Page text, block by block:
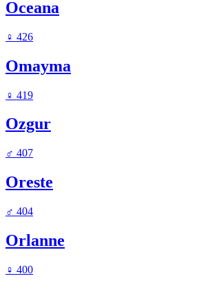
Oceana
♀ 426
Omayma
♀ 419
Ozgur
♂ 407
Oreste
♂ 404
Orlanne
♀ 400